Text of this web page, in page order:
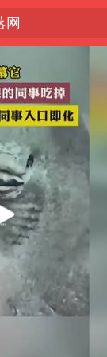
网
务费
相
衣”